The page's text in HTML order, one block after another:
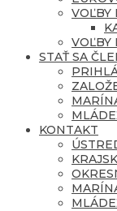
VOĽBY
VOĽBY
STAŤ SA
KONTAKT